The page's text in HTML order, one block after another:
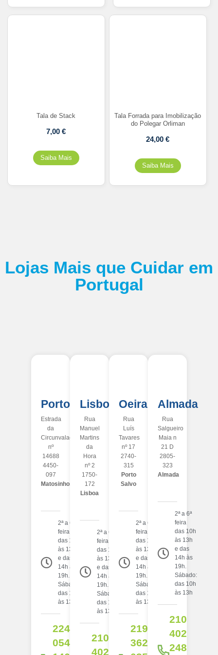
Tala de Stack
7,00€
Tala Forrada para Imobilização
do Polegar Orliman
24,00€
Lojas Mais que Cuidar em
Portugal
Porto
Estrada
da
Circunvalação
nº
14688
4450-
097
Matosinhos
2ª a 6ª
feira
das 10h
às 13h
e das
14h às
19h.
Sábado:
das 10h
às 13h
224
054
Lisboa
Rua
Manuel
Martins
da
Hora
nº 2
1750-
172
Lisboa
2ª a 6ª
feira
das 10h
às 13h
e das
14h às
19h.
Sábado:
das 10h
às 13h
210
402
Oeiras
Rua
Luís
Tavares
nº 17
2740-
315
Porto
Salvo
2ª a 6ª
feira
das 10h
às 13h
e das
14h às
19h.
Sábado:
das 10h
às 13h
219
362
Almada
Rua
Salgueiro
Maia n
21 D
2805-
323
Almada
2ª a 6ª
feira
das 10h
às 13h
e das
14h às
19h.
Sábado:
das 10h
às 13h
210
402
248